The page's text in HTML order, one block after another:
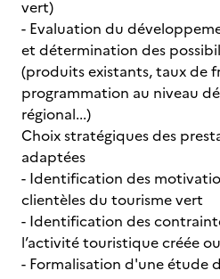
vert)
- Evaluation du
et détermination des
(produits existants, taux de
programmation au niveau
régional...)
Choix stratégiques des
adaptées
- Identification des
clientèles du tourisme vert
- Identification des
l’activité touristique créée
- Formalisation d'une étude